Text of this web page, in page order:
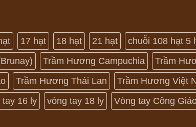
17 hạt 18 hạt 21 hạt chuỗi 108 hạt 5
Trầm Hương Campuchia Trầm
Trầm Hương Thái Lan Trầm Hương Việt
tay 16 ly vòng tay 18 ly Vòng tay Công